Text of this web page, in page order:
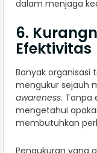
dalam menjaga
6.
Efektivitas
Banyak
mengukur sejauh
awareness. Tanpa
mengetahui
membutuhkan
Pengukuran yang